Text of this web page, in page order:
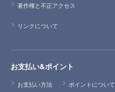
著作権と不正アクセス
リンクについて
お支払い&ポイント
お支払い方法 ポイントについて